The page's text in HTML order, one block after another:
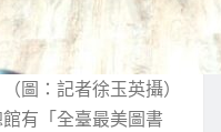
圖：記者徐玉英攝）
有「全臺最美圖書